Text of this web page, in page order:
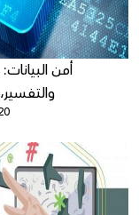
أمن